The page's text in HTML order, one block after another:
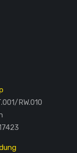
RW.010